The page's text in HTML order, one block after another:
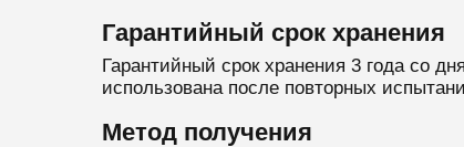
Гарантийный срок хранения
Гарантийный срок хранения 3 года со
использована после повторных
Метод получения